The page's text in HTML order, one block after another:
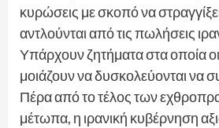
κυρώσεις με σκοπό να
αντλούνται από τις πωλήσεις
Υπάρχουν ζητήματα στα οποία
μοιάζουν να δυσκολεύονται να
Πέρα από το τέλος των
μέτωπα, η ιρανική κυβέρνηση